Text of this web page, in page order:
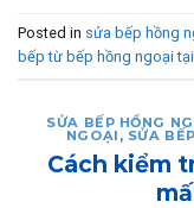
Posted in sửa bếp hồng
bếp từ bếp hồng ngoại
SỬA BẾP HỒNG
NGOẠI , SỬA
Cách kiểm